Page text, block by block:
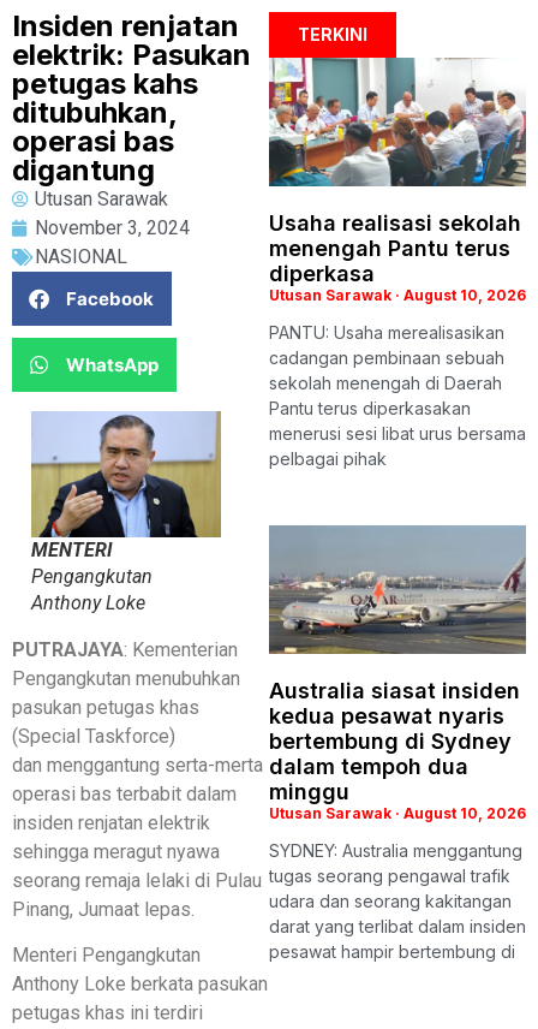
Insiden renjatan
elektrik: Pasukan
petugas kahs
ditubuhkan,
operasi bas
digantung
Utusan Sarawak
November 3, 2024
NASIONAL
Facebook
WhatsApp
MENTERI
Pengangkutan
Anthony Loke
PUTRAJAYA: Kementerian
Pengangkutan menubuhkan
pasukan petugas khas
(Special Taskforce)
dan menggantung serta-merta
operasi bas terbabit dalam
insiden renjatan elektrik
sehingga meragut nyawa
seorang remaja lelaki di Pulau
Pinang, Jumaat lepas.
Menteri Pengangkutan
Anthony Loke berkata pasukan
petugas khas ini terdiri
TERKINI
Usaha realisasi sekolah
menengah Pantu terus
diperkasa
Utusan Sarawak August 10, 2026
PANTU: Usaha merealisasikan
cadangan pembinaan sebuah
sekolah menengah di Daerah
Pantu terus diperkasakan
menerusi sesi libat urus bersama
pelbagai pihak
Australia siasat insiden
kedua pesawat nyaris
bertembung di Sydney
dalam tempoh dua
minggu
Utusan Sarawak August 10, 2026
SYDNEY: Australia menggantung
tugas seorang pengawal trafik
udara dan seorang kakitangan
darat yang terlibat dalam insiden
pesawat hampir bertembung di